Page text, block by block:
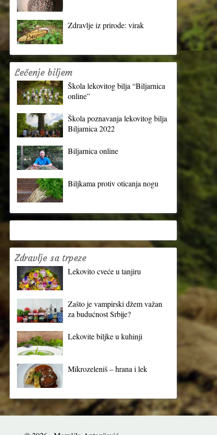
Zdravlje iz prirode: virak
Lečenje biljem
Škola lekovitog bilja “Biljarnica
online”
Škola poznavanja lekovitog bilja
Biljarnica 2022
Biljarnica online
Biljkama protiv oticanja nogu
Zdravlje sa trpeze
Lekovito cveće u tanjiru
Zašto je vampirski džem važan
za budućnost Srbije?
Lekovite biljke u kuhinji
Mikrozeleniš – hrana i lek